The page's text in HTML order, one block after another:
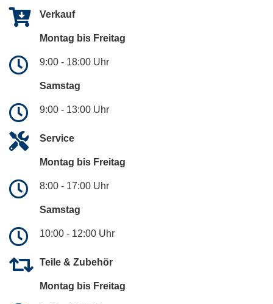
Verkauf
Montag bis Freitag
9:00 - 18:00 Uhr
Samstag
9:00 - 13:00 Uhr
Service
Montag bis Freitag
8:00 - 17:00 Uhr
Samstag
10:00 - 12:00 Uhr
Teile & Zubehör
Montag bis Freitag